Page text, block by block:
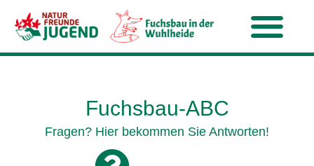
Fuchsbau-ABC
Fragen? Hier bekommen Sie Antworten!